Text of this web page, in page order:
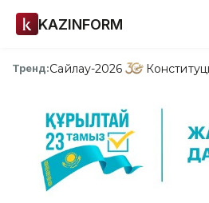
KAZINFORM
Тренд:Сайлау-2026